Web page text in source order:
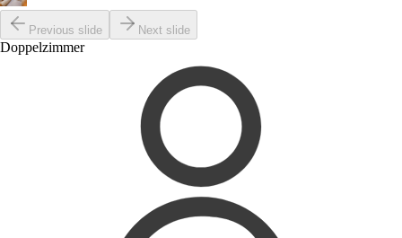
Previous slide Next slide
Doppelzimmer